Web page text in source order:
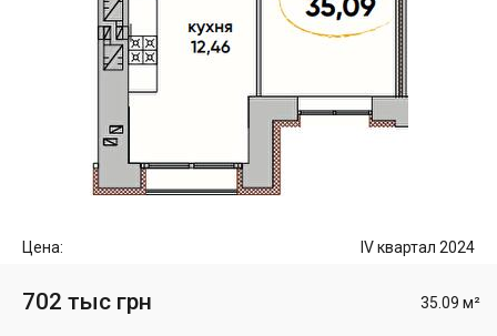
Цена: IV квартал 2024
702 тыс грн 35.09 м²